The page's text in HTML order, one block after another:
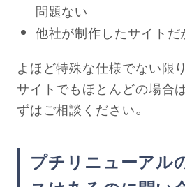
問題ない
他社が制作したサイトだ
よほど特殊な仕様でない限
サイトでもほとんどの場合
ずはご相談ください。
プチリニューアル